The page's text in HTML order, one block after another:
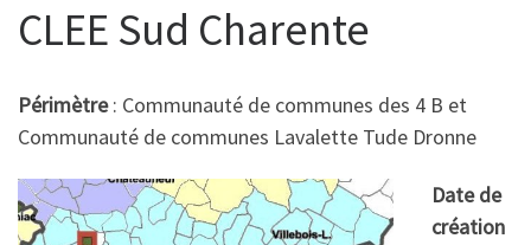
CLEE Sud Charente
Périmètre: Communauté de communes des 4 B et
Communauté de communes Lavalette Tude Dronne
Date de
création